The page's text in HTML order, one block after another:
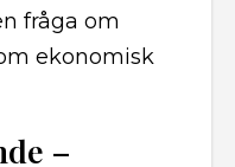
fråga om
ekonomisk
–